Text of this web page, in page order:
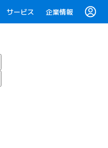
サービス 企業情報